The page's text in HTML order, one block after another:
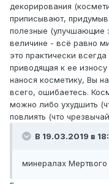
декорирования
приписывают,
полезные (улучшающие
величине - всё равно
это практически
приводящая к ее
нанося косметику, Вы
всего, ошибаетесь.
можно либо ухудшить
повлиять (что
В 19.03.2019 в
минералах Мертвого